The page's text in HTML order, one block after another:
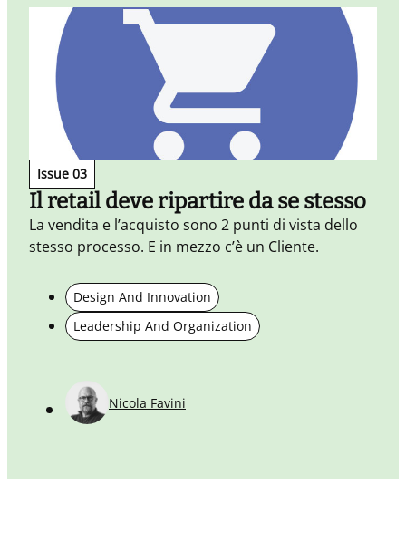
condivisione, reputazione e collaborazione.
Issue 03
Il retail deve ripartire da se stesso
La vendita e l’acquisto sono 2 punti di vista dello
stesso processo. E in mezzo c’è un Cliente.
Design And Innovation
Leadership And Organization
Nicola Favini